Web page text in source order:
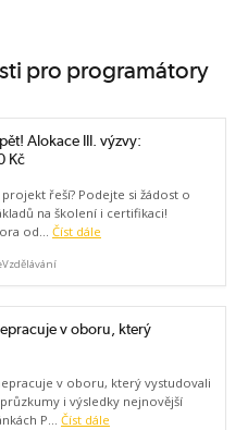
pro programátory
Alokace III. výzvy:
Kč
řeší? Podejte si žádost o
na školení i certifikaci!
od... Číst dále
v oboru, který
v oboru, který vystudovali
i výsledky nejnovější
P... Číst dále